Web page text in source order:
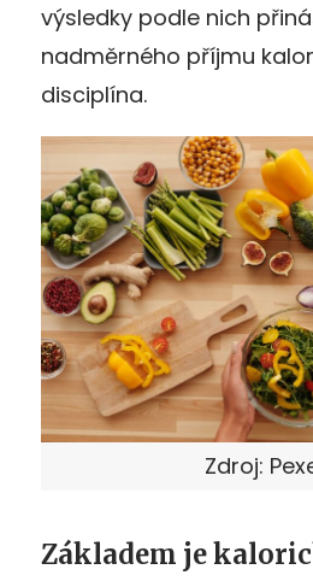
výsledky podle nich
nadměrného příjmu
disciplína.
Zdroj:
Základem je